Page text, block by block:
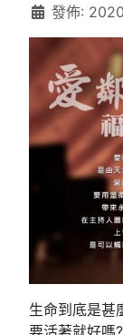
發佈:
生命到底是甚